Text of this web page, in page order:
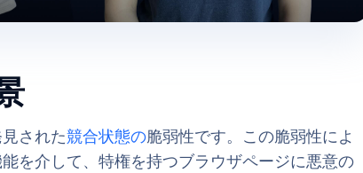
見された競合状態の脆弱性です。この脆弱性によ
を介して、特権を持つブラウザページに悪意の